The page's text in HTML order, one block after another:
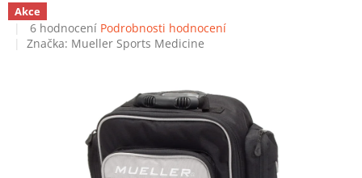
Akce
Průměrné
hodnocení
6 hodnocení Podrobnosti hodnocení
Značka: Mueller Sports Medicine